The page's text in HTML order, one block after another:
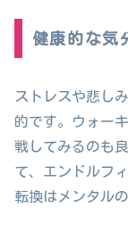
健康的な気
ストレスや悲し
的です。ウォー
戦してみるのも
て、エンドルフ
転換はメンタル